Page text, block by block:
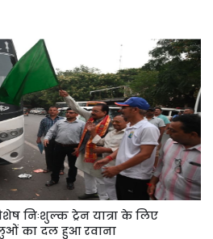
निःशुल्क ट्रेन यात्रा के लिए
का दल हुआ रवाना